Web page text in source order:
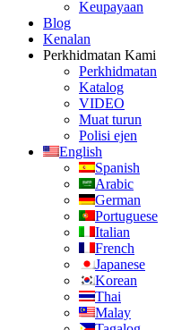
Keupayaan
Blog
Kenalan
Perkhidmatan Kami
Perkhidmatan
Katalog
VIDEO
Muat turun
Polisi ejen
English
Spanish
Arabic
German
Portuguese
Italian
French
Japanese
Korean
Thai
Malay